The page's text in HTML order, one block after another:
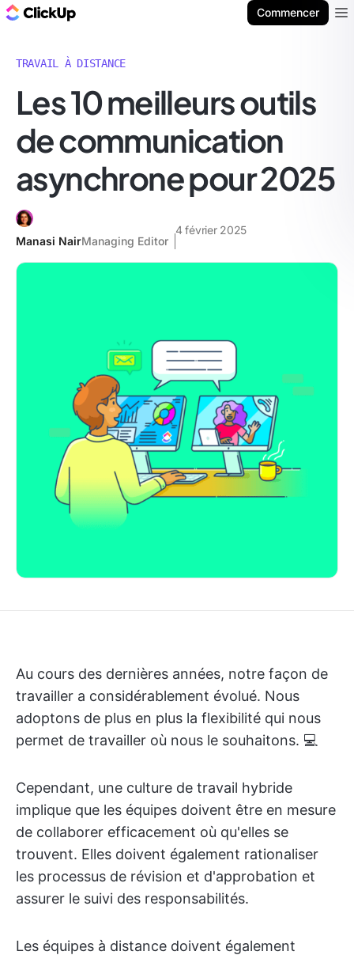
Commencer
TRAVAIL À DISTANCE
Les 10 meilleurs outils
de communication
asynchrone pour 2025
Manasi NairManaging Editor
4 février 2025
Au cours des dernières années, notre façon de
travailler a considérablement évolué. Nous
adoptons de plus en plus la flexibilité qui nous
permet de travailler où nous le souhaitons. 💻
Cependant, une culture de travail hybride
implique que les équipes doivent être en mesure
de collaborer efficacement où qu'elles se
trouvent. Elles doivent également rationaliser
les processus de révision et d'approbation et
assurer le suivi des responsabilités.
Les équipes à distance doivent également